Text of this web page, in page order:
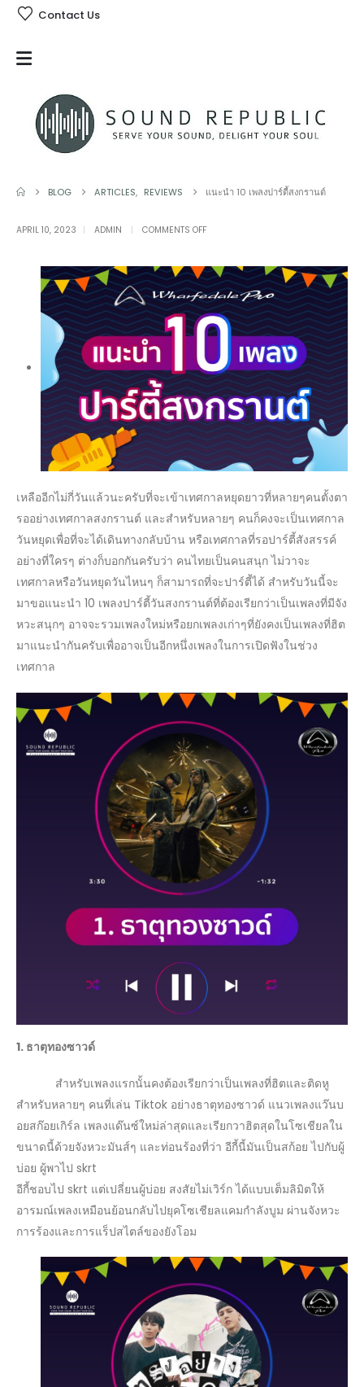
Contact Us
BLOG ARTICLES, REVIEWS แนะนำ 10 เพลงปาร์ตี้สงกรานต์
APRIL 10, 2023 ADMIN COMMENTS OFFON
10
เพลง
ปาร์ตี้
สงกรานต์
เหลืออีกไม่กี่วันแล้วนะครับที่จะเข้าเทศกาลหยุดยาวที่หลายๆคนตั้งตา
รออย่างเทศกาลสงกรานต์ และสำหรับหลายๆ คนก็คงจะเป็นเทศกาล
วันหยุดเพื่อที่จะได้เดินทางกลับบ้าน หรือเทศกาลที่รอปาร์ตี้สังสรรค์
อย่างที่ใครๆ ต่างก็บอกกันครับว่า คนไทยเป็นคนสนุก ไม่วาจะ
เทศกาลหรือวันหยุดวันไหนๆ ก็สามารถที่จะปาร์ตี้ได้ สำหรับวันนี้จะ
มาขอแนะนำ 10 เพลงปาร์ตี้วันสงกรานต์ที่ต้องเรียกว่าเป็นเพลงที่มีจัง
หวะสนุกๆ อาจจะรวมเพลงใหม่หรือยกเพลงเก่าๆที่ยังคงเป็นเพลงที่ฮิต
มาแนะนำกันครับเพื่ออาจเป็นอีกหนึ่งเพลงในการเปิดฟังในช่วง
เทศกาล
1. ธาตุทองซาวด์
สำหรับเพลงแรกนั้นคงต้องเรียกว่าเป็นเพลงที่ฮิตและติดหู
สำหรับหลายๆ คนที่เล่น Tiktok อย่างธาตุทองซาวด์ แนวเพลงแว๊นบ
อยสก๊อยเกิร์ล เพลงแด๊นซ์ใหม่ล่าสุดและเรียกวาฮิตสุดในโซเชียลใน
ขนาดนี้ด้วยจังหวะมันส์ๆ และท่อนร้องที่ว่า อีกี้นี้มันเป็นสก้อย ไปกับผู้
บ่อย ผู้พาไป skrt
อีกี้ชอบไป skrt แต่เปลี่ยนผู้บ่อย สงสัยไม่เวิร์ก ได้แบบเต็มลิมิตให้
อารมณ์เพลงเหมือนย้อนกลับไปยุคโซเชียลแคมกำลังบูม ผ่านจังหวะ
การร้องและการแร็ปสไตล์ของยังโอม